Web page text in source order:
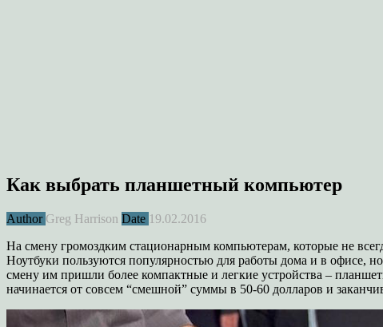
Как выбрать планшетный компьютер
Author Greg Harrison Date 19.02.2016
На смену громоздким стационарным компьютерам, которые не
Ноутбуки пользуются популярностью для работы дома и в офисе,
смену им пришли более компактные и легкие устройства –
начинается от совсем “смешной” суммы в 50-60 долларов и